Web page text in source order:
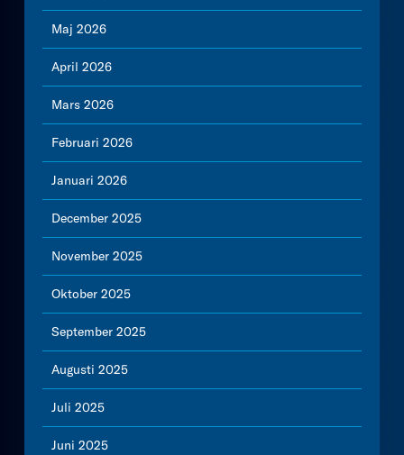
Maj 2026
April 2026
Mars 2026
Februari 2026
Januari 2026
December 2025
November 2025
Oktober 2025
September 2025
Augusti 2025
Juli 2025
Juni 2025